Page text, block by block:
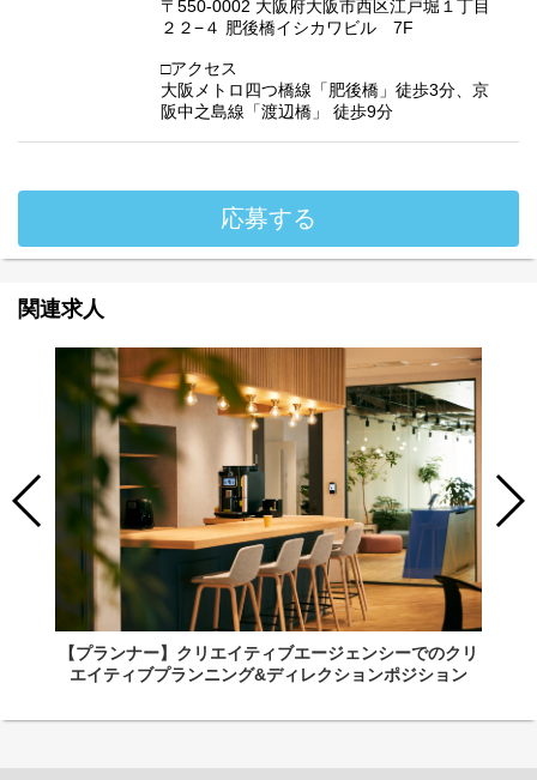
〒550-0002 大阪府大阪市西区江戸堀１丁目
２２−４ 肥後橋イシカワビル 7F
□アクセス
大阪メトロ四つ橋線「肥後橋」徒歩3分、京
阪中之島線「渡辺橋」 徒歩9分
応募する
関連求人
【プランナー】クリエイティブエージェンシーでのクリ
エイティブプランニング&ディレクションポジション